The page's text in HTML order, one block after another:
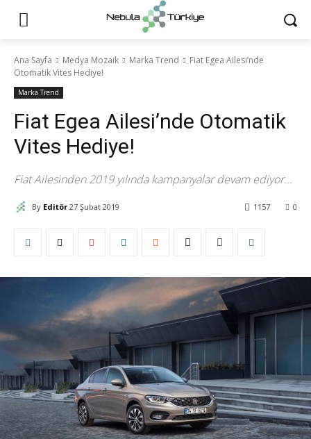
Ana Sayfa Medya Mozaik Marka Trend
Fiat Egea Ailesi’nde
Otomatik Vites Hediye!
Marka Trend
Fiat Egea Ailesi’nde Otomatik
Vites Hediye!
Fiat Ailesinden 2019 yılında kampanyalar devam ediyor...
By Editör 27 Şubat 2019 0
1157